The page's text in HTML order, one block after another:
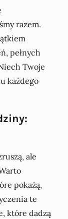
razem.
pełnych
Twoje
każdego
ale
pokażą,
te
które dadzą